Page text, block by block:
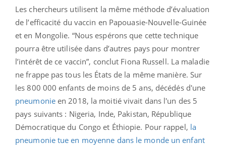
Les chercheurs utilisent la même méthode d’évaluation
de l’efficacité du vaccin en Papouasie-Nouvelle-Guinée
et en Mongolie. “Nous espérons que cette technique
pourra être utilisée dans d’autres pays pour montrer
l’intérêt de ce vaccin”, conclut Fiona Russell. La maladie
ne frappe pas tous les États de la même manière. Sur
les 800 000 enfants de moins de 5 ans, décédés d'une
pneumonieen 2018, la moitié vivait dans l'un des 5
pays suivants : Nigeria, Inde, Pakistan, République
Démocratique du Congo et Éthiopie. Pour rappel, la
pneumonie tue en moyenne dans le monde un enfant